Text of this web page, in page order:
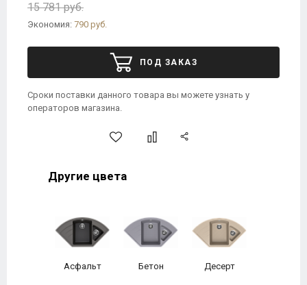
15 781 руб.
Экономия: 790 руб.
ПОД ЗАКАЗ
Сроки поставки данного товара вы можете узнать у
операторов магазина.
Другие цвета
Асфальт Бетон Десерт